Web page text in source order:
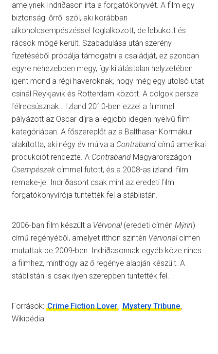
amelynek Indriðason írta a forgatókönyvét. A film egy
biztonsági őrről szól, aki korábban
alkoholcsempészéssel foglalkozott, de lebukott és
rácsok mögé került. Szabadulása után szerény
fizetéséből próbálja támogatni a családját, ez azonban
egyre nehezebben megy, így kilátástalan helyzetében
igent mond a régi haveroknak, hogy még egy utolsó utat
csinál Reykjavik és Rotterdam között. A dolgok persze
félrecsúsznak… Izland 2010-ben ezzel a filmmel
pályázott az Oscar-díjra a legjobb idegen nyelvű film
kategóriában. A főszereplőt az a Balthasar Kormákur
alakította, aki négy év múlva a Contraband című amerikai
produkciót rendezte. A Contraband Magyarországon
Csempészek címmel futott, és a 2008-as izlandi film
remake-je. Indriðasont csak mint az eredeti film
forgatókönyvírója tüntették fel a stáblistán.
2006-ban film készült a Vérvonal(eredeti címén Mýrin)
című regényéből, amelyet itthon szintén Vérvonalcímen
mutattak be 2009-ben. Indriðasonnak egyéb köze nincs
a filmhez, minthogy az ő regénye alapján készült. A
stáblistán is csak ilyen szerepben tüntették fel.
Források: Crime Fiction Lover, Mystery Tribune,
Wikipédia